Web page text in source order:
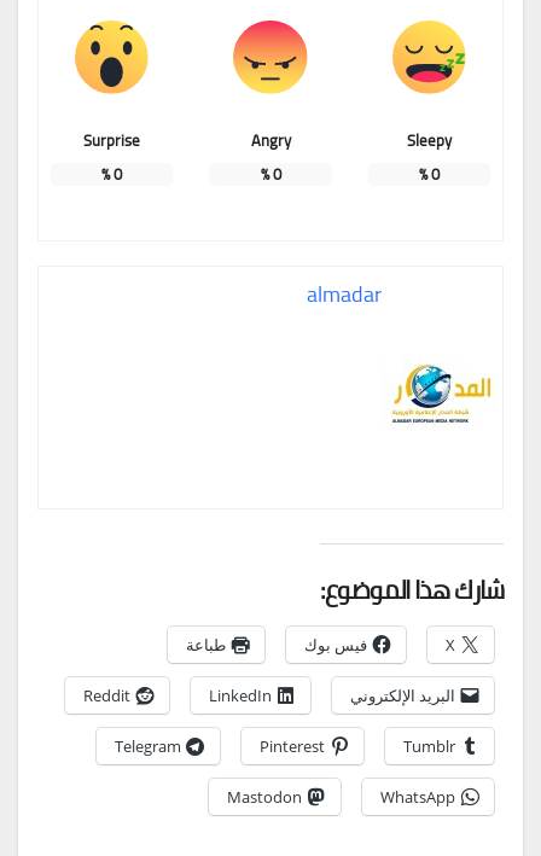
Sleepy
0
%
Angry
0
%
Surprise
0
%
almadar
شارك هذا الموضوع:
X فيس بوك طباعة
البريد الإلكتروني LinkedIn
Reddit
Tumblr
Pinterest
Telegram
WhatsApp
Mastodon